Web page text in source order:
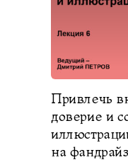
Привлечь
доверие и
на